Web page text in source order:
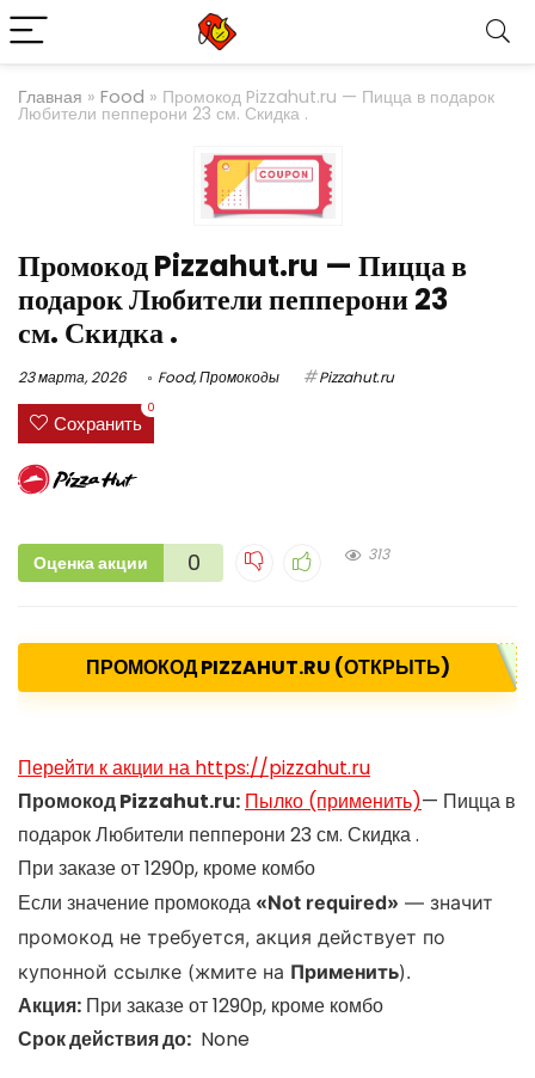
Главная » Food » Промокод Pizzahut.ru — Пицца в подарок
Любители пепперони 23 см. Скидка .
Промокод Pizzahut.ru — Пицца в
подарок Любители пепперони 23
см. Скидка .
23 марта, 2026 Food,Промокоды Pizzahut.ru
Сохранить
0
Оценка акции 0 313
ПРОМОКОД PIZZAHUT.RU (ОТКРЫТЬ)
Перейти к акции на https://pizzahut.ru
Промокод Pizzahut.ru: Пылко (применить)— Пицца в
подарок Любители пепперони 23 см. Скидка .
При заказе от 1290р, кроме комбо
Если значение промокода «Not required» — значит
промокод не требуется, акция действует по
купонной ссылке (жмите на Применить).
Акция: При заказе от 1290р, кроме комбо
Срок действия до: None